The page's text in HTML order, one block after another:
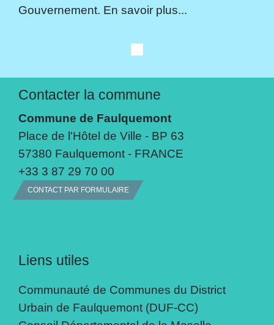
Gouvernement. En savoir plus...
Contacter la commune
Commune de Faulquemont
Place de l'Hôtel de Ville - BP 63
57380 Faulquemont - FRANCE
+33 3 87 29 70 00
CONTACT PAR FORMULAIRE
Liens utiles
Communauté de Communes du District
Urbain de Faulquemont (DUF-CC)